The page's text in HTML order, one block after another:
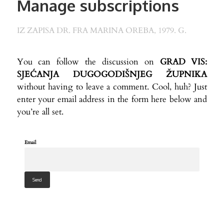
Manage subscriptions
IZ ZAPISA DR. FRA MARINA OREBA, 1979. G.
You can follow the discussion on GRAD VIS:
SJEĆANJA DUGOGODIŠNJEG ŽUPNIKA
without having to leave a comment. Cool, huh? Just
enter your email address in the form here below and
you’re all set.
Email